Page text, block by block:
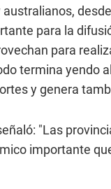
para la
para
termina yendo
y genera
"Las
importante